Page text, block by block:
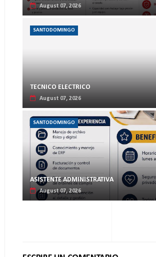
August 07, 2026
SANTODOMINGO
TECNICO ELECTRICO
August 07, 2026
SANTODOMINGO
ASISTENTE ADMINISTRATIVA
August 07, 2026